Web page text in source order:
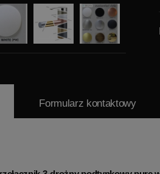
Formularz kontaktowy